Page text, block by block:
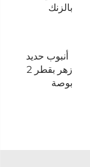
بالزنك
أنبوب حديد
زهر بقطر 2
بوصة